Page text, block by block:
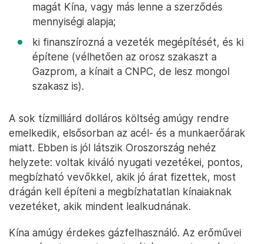
magát Kína, vagy más lenne a szerződés
mennyiségi alapja;
ki finanszírozná a vezeték megépítését, és ki
építene (vélhetően az orosz szakaszt a
Gazprom, a kínait a CNPC, de lesz mongol
szakasz is).
A sok tízmilliárd dolláros költség amúgy rendre
emelkedik, elsősorban az acél- és a munkaerőárak
miatt. Ebben is jól látszik Oroszország nehéz
helyzete: voltak kiváló nyugati vezetékei, pontos,
megbízható vevőkkel, akik jó árat fizettek, most
drágán kell építeni a megbízhatatlan kínaiaknak
vezetéket, akik mindent lealkudnának.
Kína amúgy érdekes gázfelhasználó. Az erőművei